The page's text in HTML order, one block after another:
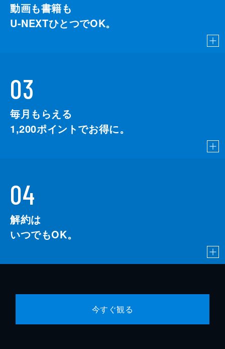
動画も書籍も
U-NEXTひとつでOK。
03
毎月もらえる
1,200ポイントでお得に。
04
解約は
いつでもOK。
今すぐ観る